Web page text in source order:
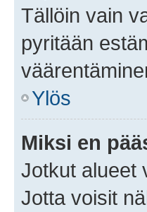
Tällöin vain
pyritään
Ylös
Miksi en
Jotkut alueet
Jotta voisit